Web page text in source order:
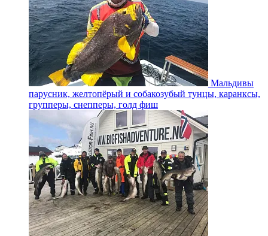
Мальдивы
парусник, желтопёрый и собакозубый тунцы, каранксы,
групперы, снепперы, голд фиш